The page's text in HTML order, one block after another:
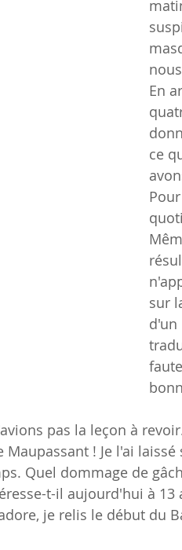
En
ce
sur
d'un
pas la leçon à
! Je l'ai
Quel dommage de
t-il aujourd'hui à 13
je relis le début du